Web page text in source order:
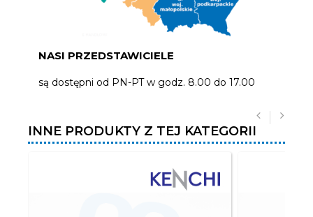
NASI PRZEDSTAWICIELE
są dostępni od PN-PT w godz. 8.00 do 17.00
INNE PRODUKTY Z TEJ KATEGORII